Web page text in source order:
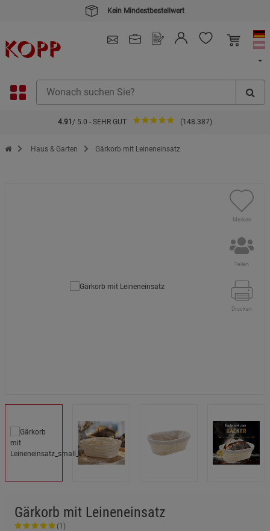
Kein Mindestbestellwert
4.91 / 5.0 - SEHR GUT (148.387)
Zur Startseite des Kopp Verlag Online-Shop
Haus & Garten Gärkorb mit Leineneinsatz
Merken
Teilen
Drucken
Gärkorb mit Leineneinsatz
(1)